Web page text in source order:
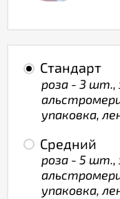
Стандарт
роза - 3
упаковка,
Средний
роза - 5
упаковка,